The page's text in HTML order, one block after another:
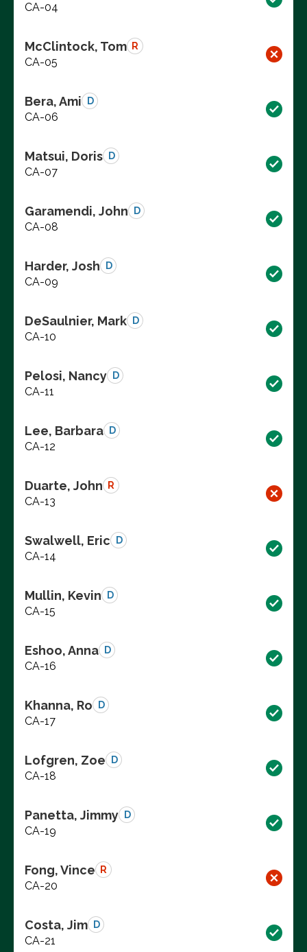
CA-04
McClintock, Tom R
CA-05
Bera, Ami D
CA-06
Matsui, Doris D
CA-07
Garamendi, John D
CA-08
Harder, Josh D
CA-09
DeSaulnier, Mark D
CA-10
Pelosi, Nancy D
CA-11
Lee, Barbara D
CA-12
Duarte, John R
CA-13
Swalwell, Eric D
CA-14
Mullin, Kevin D
CA-15
Eshoo, Anna D
CA-16
Khanna, Ro D
CA-17
Lofgren, Zoe D
CA-18
Panetta, Jimmy D
CA-19
Fong, Vince R
CA-20
Costa, Jim D
CA-21